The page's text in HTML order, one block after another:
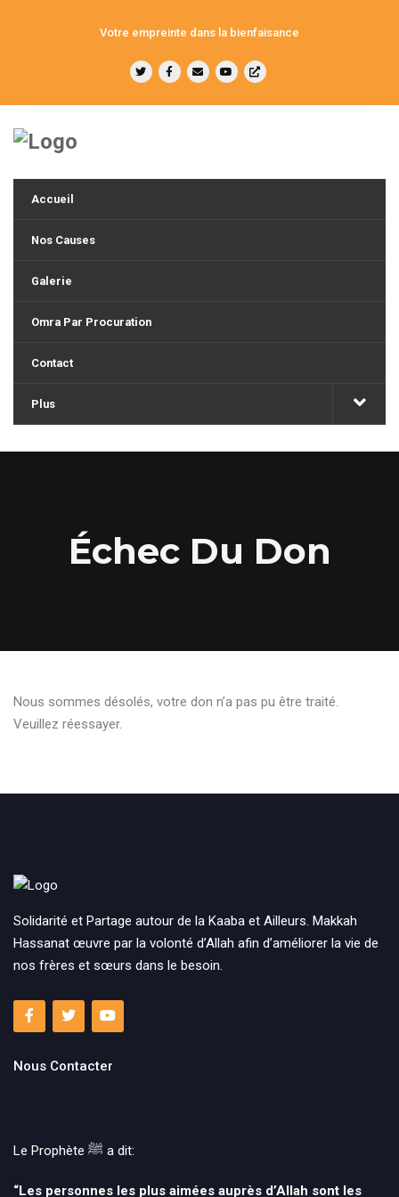
Votre empreinte dans la bienfaisance
Accueil
Nos Causes
Galerie
Omra Par Procuration
Contact
Plus
Échec Du Don
Nous sommes désolés, votre don n’a pas pu être traité.
Veuillez réessayer.
Solidarité et Partage autour de la Kaaba et Ailleurs. Makkah
Hassanat œuvre par la volonté d’Allah afin d’améliorer la vie de
nos frères et sœurs dans le besoin.
Nous Contacter
Le Prophète ﷺ‎ a dit:
“Les personnes les plus aimées auprès d’Allah sont les